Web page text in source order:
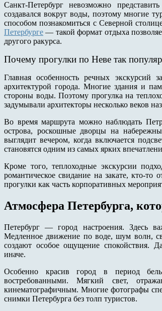
Санкт-Петербург невозможно
создавался вокруг воды, поэтому многие
способом познакомиться с Северной
Петербурге — такой формат отдыха
другого ракурса.
Почему прогулки по Неве так
Главная особенность речных экскурсий
архитектурой города. Многие здания и
стороны воды. Поэтому прогулка на
задумывали архитекторы несколько веков
Во время маршрута можно наблюдать
острова, роскошные дворцы на
выглядит вечером, когда включается
становятся одним из самых ярких
Кроме того, теплоходные экскурсии
романтическое свидание на закате, кто-то
прогулки как часть корпоративных
Атмосфера Петербурга,
Петербург — город настроения. Здесь
Медленное движение по воде, шум волн,
создают особое ощущение спокойствия.
иначе.
Особенно красив город в период
востребованными. Мягкий свет,
кинематографичным. Многие фотографы
снимки Петербурга без толп туристов.